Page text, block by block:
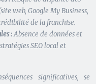
web, Google My Business,
de la franchise.
:Absence de données et
SEO local et
significatives, se